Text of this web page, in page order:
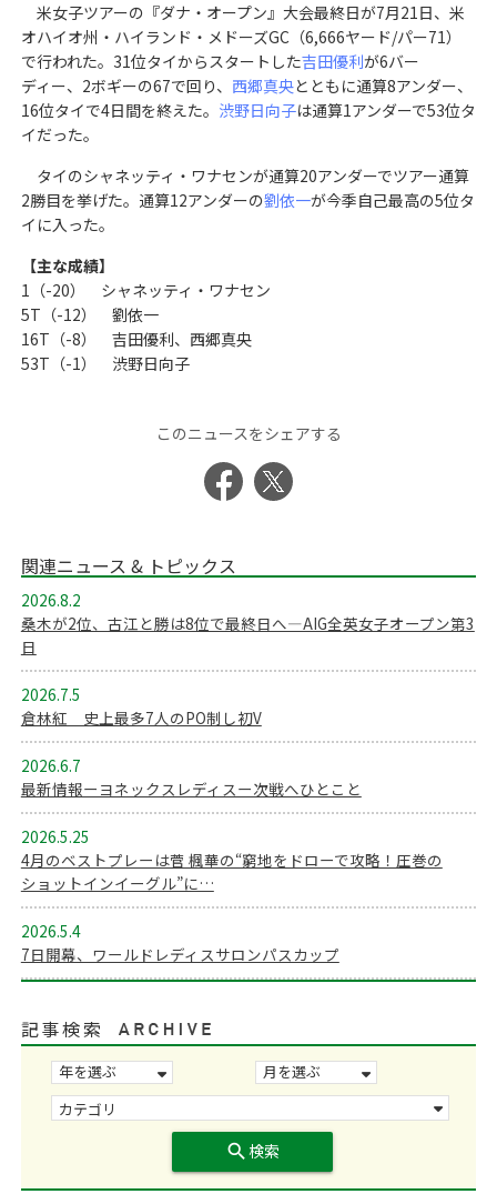
米女子ツアーの『ダナ・オープン』大会最終日が7月21日、米
オハイオ州・ハイランド・メドーズGC（6,666ヤード/パー71）
で行われた。31位タイからスタートした吉田優利が6バー
ディー、2ボギーの67で回り、 西郷真央とともに通算8アンダー、
16位タイで4日間を終えた。 渋野日向子は通算1アンダーで53位タ
イだった。
タイのシャネッティ・ワナセンが通算20アンダーでツアー通算
2勝目を挙げた。通算12アンダーの劉依一が今季自己最高の5位タ
イに入った。
【主な成績】
1（-20） シャネッティ・ワナセン
5T（-12） 劉依一
16T（-8） 吉田優利、西郷真央
53T（-1） 渋野日向子
このニュースをシェアする
関連ニュース & トピックス
2026.8.2
桑木が2位、古江と勝は8位で最終日へ―AIG全英女子オープン第3
日
2026.7.5
倉林紅 史上最多7人のPO制し初V
2026.6.7
最新情報ーヨネックスレディスー次戦へひとこと
2026.5.25
4月のベストプレーは菅 楓華の“窮地をドローで攻略！圧巻の
ショットインイーグル”に…
2026.5.4
7日開幕、ワールドレディスサロンパスカップ
記事検索
search検索